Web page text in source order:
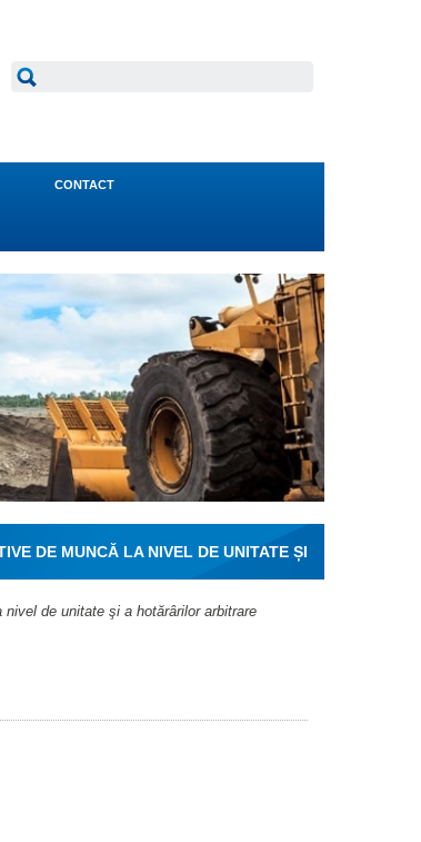
CONTACT
DE MUNCĂ LA NIVEL DE UNITATE ȘI
DE MUNCĂ + LEGEA NR.62/2011
de unitate şi a hotărârilor arbitrare